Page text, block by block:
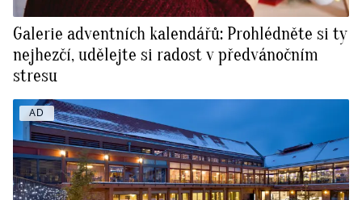
Galerie adventních kalendářů: Prohlédněte si ty
nejhezčí, udělejte si radost v předvánočním
stresu
AD